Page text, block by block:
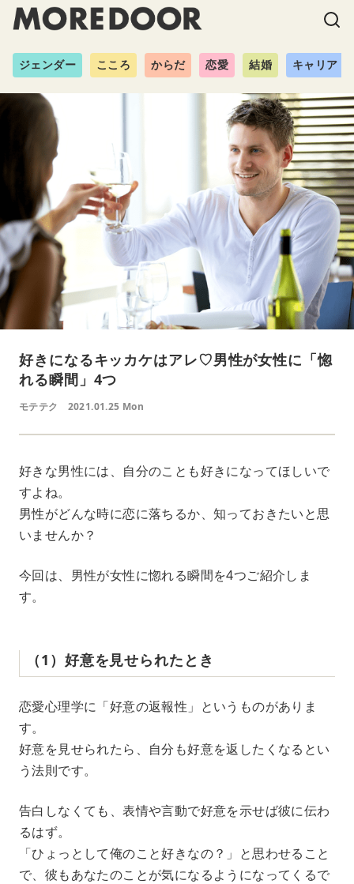
ジェンダー こころ からだ 恋愛 結婚 キャリア
好きになるキッカケはアレ♡男性が女性に「惚
れる瞬間」4つ
モテテク 2021.01.25 Mon
好きな男性には、自分のことも好きになってほしいで
すよね。
男性がどんな時に恋に落ちるか、知っておきたいと思
いませんか？
今回は、男性が女性に惚れる瞬間を4つご紹介しま
す。
（1）好意を見せられたとき
恋愛心理学に「好意の返報性」というものがありま
す。
好意を見せられたら、自分も好意を返したくなるとい
う法則です。
告白しなくても、表情や言動で好意を示せば彼に伝わ
るはず。
「ひょっとして俺のこと好きなの？」と思わせること
で、彼もあなたのことが気になるようになってくるで